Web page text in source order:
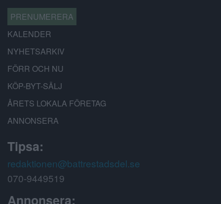
PRENUMERERA
KALENDER
NYHETSARKIV
FÖRR OCH NU
KÖP-BYT-SÄLJ
ÅRETS LOKALA FÖRETAG
ANNONSERA
Tipsa:
redaktionen@battrestadsdel.se
070-9449519
Annonsera: